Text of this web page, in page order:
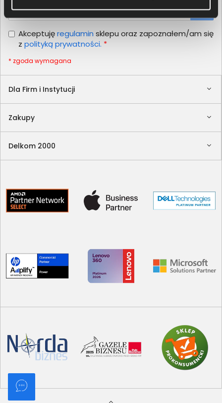
Dla Firm i Instytucji
Zakupy
Delkom 2000
Podaj adres e-mail
Akceptujęregulamin sklepu oraz zapoznałem/am się
z polityką prywatności. *
* zgoda wymagana